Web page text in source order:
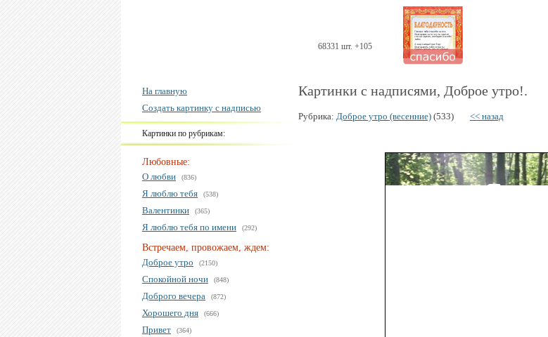
68331 шт. +105
На главную
Создать картинку с надписью
Картинки по рубрикам:
Любовные:
О любви
(836)
Я люблю тебя (538)
Валентинки (365)
Я люблю тебя по имени (292)
Встречаем, провожаем, ждем:
Доброе утро
(2150)
Спокойной ночи (848)
Доброго вечера (872)
Хорошего дня (666)
Привет (364)
Картинки с надписями, Доброе утро!.
Рубрика: Доброе утро (весенние) (533) << назад